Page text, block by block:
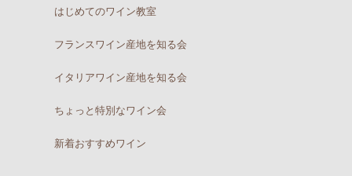
はじめてのワイン教室
フランスワイン産地を知る会
イタリアワイン産地を知る会
ちょっと特別なワイン会
新着おすすめワイン